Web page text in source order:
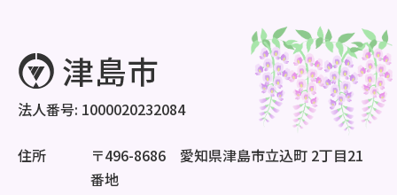
法人番号: 1000020232084
住所
〒496-8686 愛知県津島市立込町 2丁目21
番地